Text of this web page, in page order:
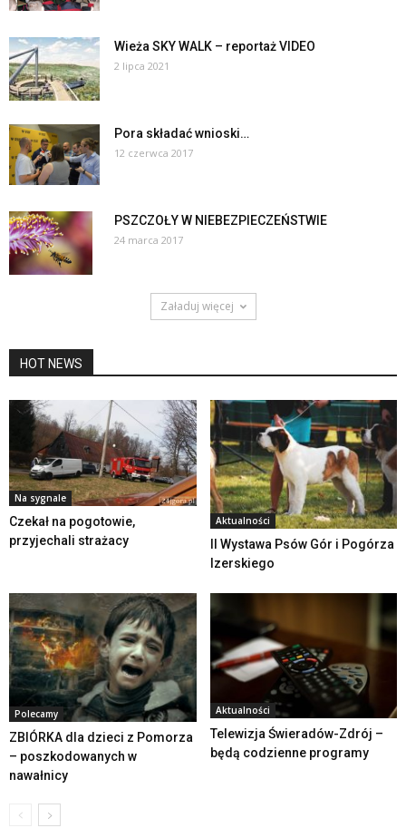
Wieża SKY WALK – reportaż VIDEO
2 lipca 2021
Pora składać wnioski…
12 czerwca 2017
PSZCZOŁY W NIEBEZPIECZEŃSTWIE
24 marca 2017
Załaduj więcej
HOT NEWS
Na sygnale
Czekał na pogotowie,
przyjechali strażacy
Aktualności
II Wystawa Psów Gór i Pogórza
Izerskiego
Polecamy
ZBIÓRKA dla dzieci z Pomorza
– poszkodowanych w
nawałnicy
Aktualności
Telewizja Świeradów-Zdrój –
będą codzienne programy